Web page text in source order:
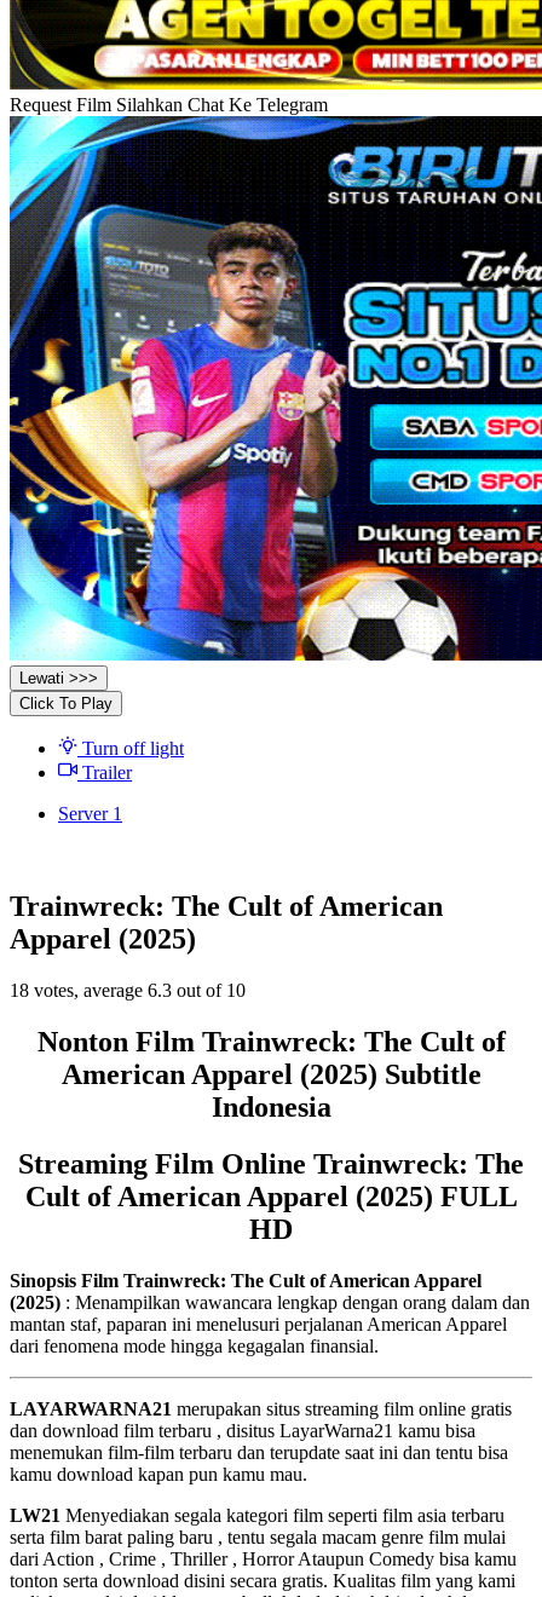
Request Film Silahkan Chat Ke Telegram
Lewati >>>
Click To Play
Turn off light
Trailer
Server 1
Trainwreck: The Cult of American
Apparel (2025)
18 votes, average 6.3 out of 10
Nonton Film Trainwreck: The Cult of
American Apparel (2025) Subtitle
Indonesia
Streaming Film Online Trainwreck: The
Cult of American Apparel (2025) FULL
HD
Sinopsis Film Trainwreck: The Cult of American Apparel
(2025) : Menampilkan wawancara lengkap dengan orang dalam dan
mantan staf, paparan ini menelusuri perjalanan American Apparel
dari fenomena mode hingga kegagalan finansial.
LAYARWARNA21 merupakan situs streaming film online gratis
dan download film terbaru , disitus LayarWarna21 kamu bisa
menemukan film-film terbaru dan terupdate saat ini dan tentu bisa
kamu download kapan pun kamu mau.
LW21 Menyediakan segala kategori film seperti film asia terbaru
serta film barat paling baru , tentu segala macam genre film mulai
dari Action , Crime , Thriller , Horror Ataupun Comedy bisa kamu
tonton serta download disini secara gratis. Kualitas film yang kami